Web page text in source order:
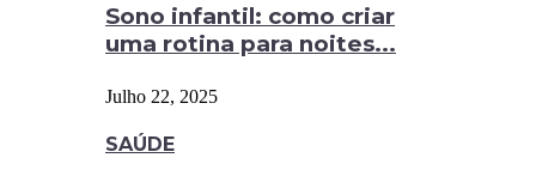
Sono infantil: como criar
uma rotina para noites...
Julho 22, 2025
SAÚDE